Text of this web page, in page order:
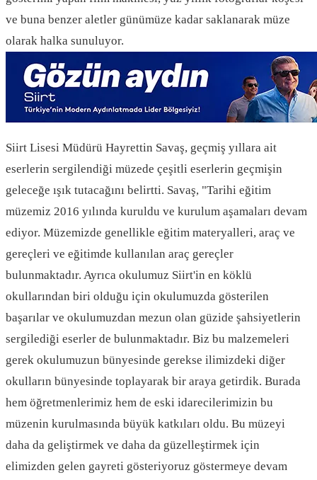
ve buna benzer aletler günümüze kadar saklanarak müze
olarak halka sunuluyor.
Siirt Lisesi Müdürü Hayrettin Savaş, geçmiş yıllara ait
eserlerin sergilendiği müzede çeşitli eserlerin geçmişin
geleceğe ışık tutacağını belirtti. Savaş, "Tarihi eğitim
müzemiz 2016 yılında kuruldu ve kurulum aşamaları devam
ediyor. Müzemizde genellikle eğitim materyalleri, araç ve
gereçleri ve eğitimde kullanılan araç gereçler
bulunmaktadır. Ayrıca okulumuz Siirt'in en köklü
okullarından biri olduğu için okulumuzda gösterilen
başarılar ve okulumuzdan mezun olan güzide şahsiyetlerin
sergilediği eserler de bulunmaktadır. Biz bu malzemeleri
gerek okulumuzun bünyesinde gerekse ilimizdeki diğer
okulların bünyesinde toplayarak bir araya getirdik. Burada
hem öğretmenlerimiz hem de eski idarecilerimizin bu
müzenin kurulmasında büyük katkıları oldu. Bu müzeyi
daha da geliştirmek ve daha da güzelleştirmek için
elimizden gelen gayreti gösteriyoruz göstermeye devam